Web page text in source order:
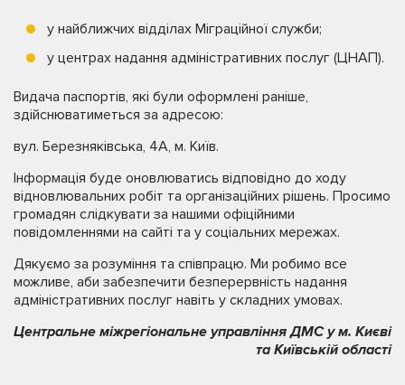
у найближчих відділах Міграційної служби;
у центрах надання адміністративних послуг (ЦНАП).
Видача паспортів, які були оформлені раніше,
здійснюватиметься за адресою:
вул. Березняківська, 4А, м. Київ.
Інформація буде оновлюватись відповідно до ходу
відновлювальних робіт та організаційних рішень. Просимо
громадян слідкувати за нашими офіційними
повідомленнями на сайті та у соціальних мережах.
Дякуємо за розуміння та співпрацю. Ми робимо все
можливе, аби забезпечити безперервність надання
адміністративних послуг навіть у складних умовах.
Центральне міжрегіональне управління ДМС у м. Києві
та Київській області